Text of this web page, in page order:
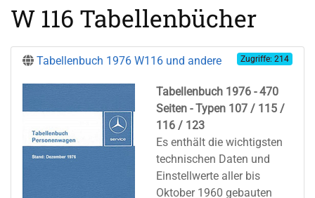
W 116 Tabellenbücher
Tabellenbuch 1976 W116 und andere Zugriffe: 214
Tabellenbuch 1976 - 470
Seiten - Typen 107 / 115 /
116 / 123
Es enthält die wichtigsten
technischen Daten und
Einstellwerte aller bis
Oktober 1960 gebauten